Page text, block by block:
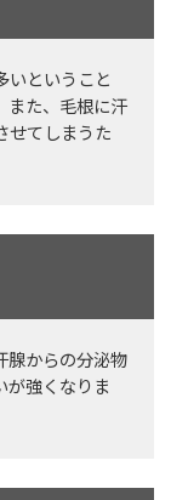
いということ
また、毛根に汗
せてしまうた
腺からの分泌物
が強くなりま